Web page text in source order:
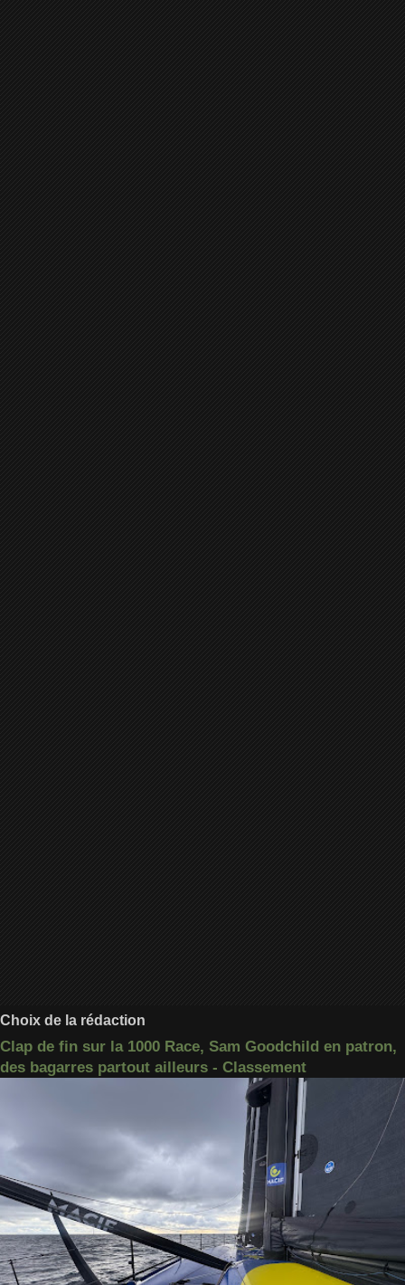
Choix de la rédaction
Clap de fin sur la 1000 Race, Sam Goodchild en patron,
des bagarres partout ailleurs - Classement